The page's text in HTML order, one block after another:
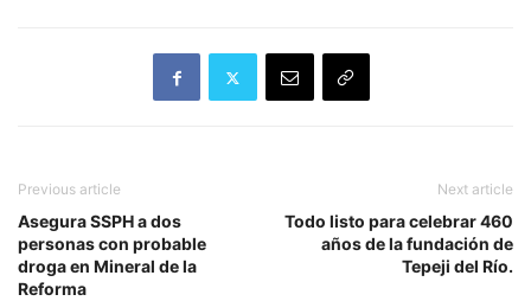
Previous article
Asegura SSPH a dos
personas con probable
droga en Mineral de la
Reforma
Next article
Todo listo para celebrar 460
años de la fundación de
Tepeji del Río.